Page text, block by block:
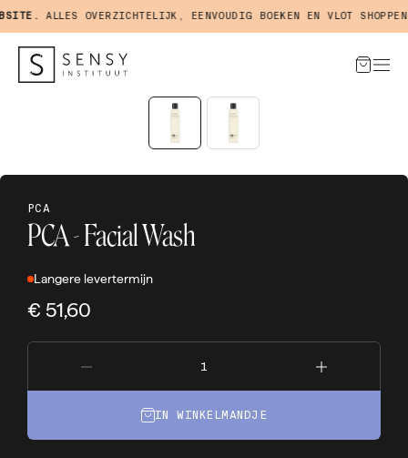
ALLES OVERZICHTELIJK, EENVOUDIG BOEKEN EN VLOT SHOPPEN
PCA
PCA - Facial Wash
Langere levertermijn
€ 51,60
IN WINKELMANDJE